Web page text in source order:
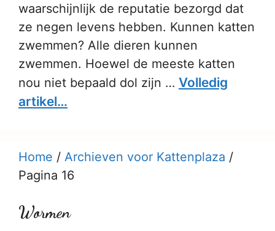
waarschijnlijk de reputatie bezorgd dat
ze negen levens hebben. Kunnen katten
zwemmen? Alle dieren kunnen
zwemmen. Hoewel de meeste katten
nou niet bepaald dol zijn … Volledig
artikel…
Home / Archieven voor Kattenplaza /
Pagina 16
Wormen